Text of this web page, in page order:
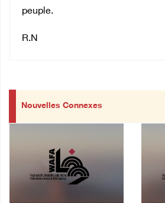
peuple.
R.N
Nouvelles Connexes